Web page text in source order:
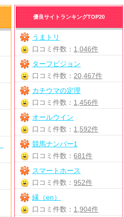
優良サイトランキングTOP20
うまトリ
口コミ件数： 1,046件
ターフビジョン
口コミ件数： 20,467件
カチウマの定理
口コミ件数： 1,456件
オールウイン
口コミ件数： 1,592件
競馬ナンバー1
口コミ件数：681件
スマートホース
口コミ件数：952件
縁（en）
口コミ件数： 1,904件